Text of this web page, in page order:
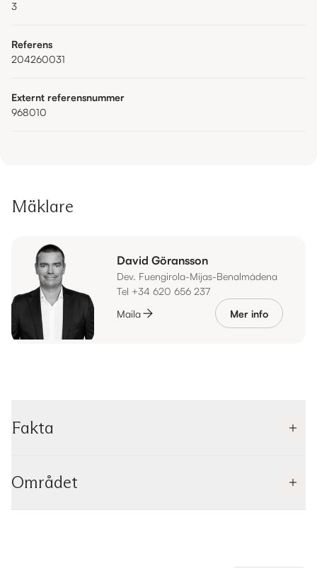
3
Referens
204260031
Externt referensnummer
968010
Mäklare
David Göransson
Dev. Fuengirola-Mijas-Benalmádena
Tel +34 620 656 237
Maila
Mer info
Fakta
Området